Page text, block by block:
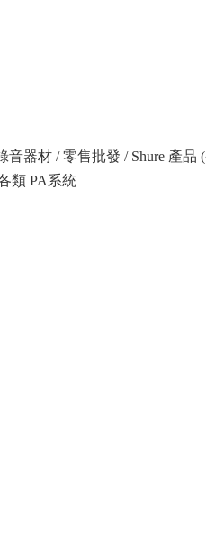
音器材 / 零售批發 / Shure 產
類 PA系統